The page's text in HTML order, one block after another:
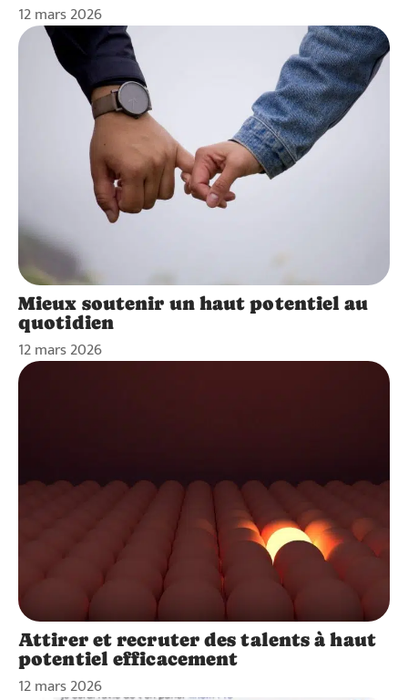
12 mars 2026
Mieux soutenir un haut potentiel au
quotidien
12 mars 2026
Attirer et recruter des talents à haut
potentiel efficacement
12 mars 2026